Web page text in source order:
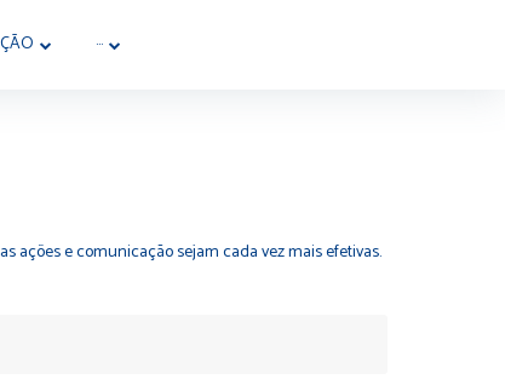
···
ações e comunicação sejam cada vez mais efetivas.